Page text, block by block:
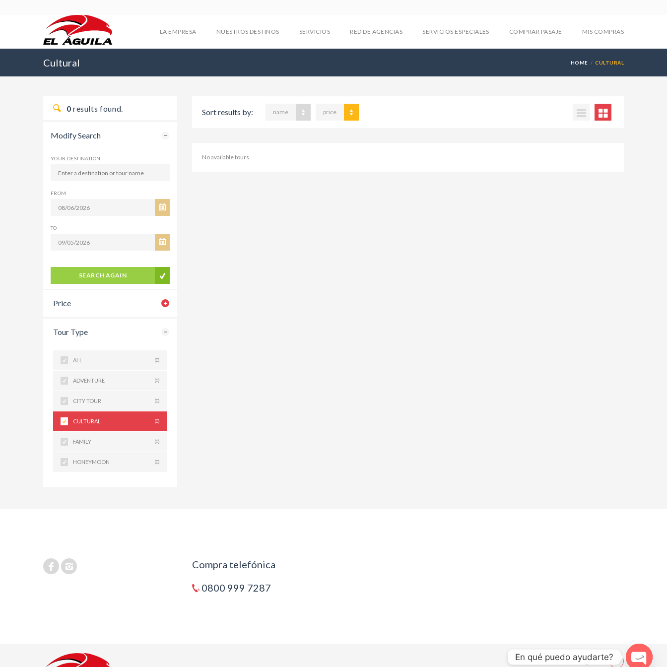
LA EMPRESA NUESTROS DESTINOS SERVICIOS RED DE AGENCIAS SERVICIOS ESPECIALES COMPRAR PASAJE MIS COMPRAS
Cultural HOME CULTURAL
0 results found.
Modify Search
YOUR DESTINATION
FROM
TO
SEARCH AGAIN
Price
Tour Type
ALL (0)
ADVENTURE (0)
CITY TOUR (0)
CULTURAL (0)
FAMILY (0)
HONEYMOON (0)
Sort results by: name price
No available tours
Compra telefónica
0800 999 7287
© 2021 El Aguila
En qué puedo ayudarte?